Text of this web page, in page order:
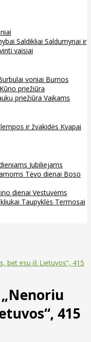
Saldikliai Saldumynai ir
vaisiai
voniai Burnos
Kūno priežiūra
priežiūra Vaikams
ir žvakidės Kvapai
Jubiliejams
Tėvo dienai Boso
dienai Vestuvėms
Taupyklės Termosai
bet esu iš Lietuvos“, 415
„Nenoriu
415